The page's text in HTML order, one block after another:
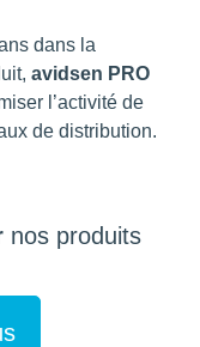
dans la
avidsen PRO
l’activité de
de distribution.
nos produits